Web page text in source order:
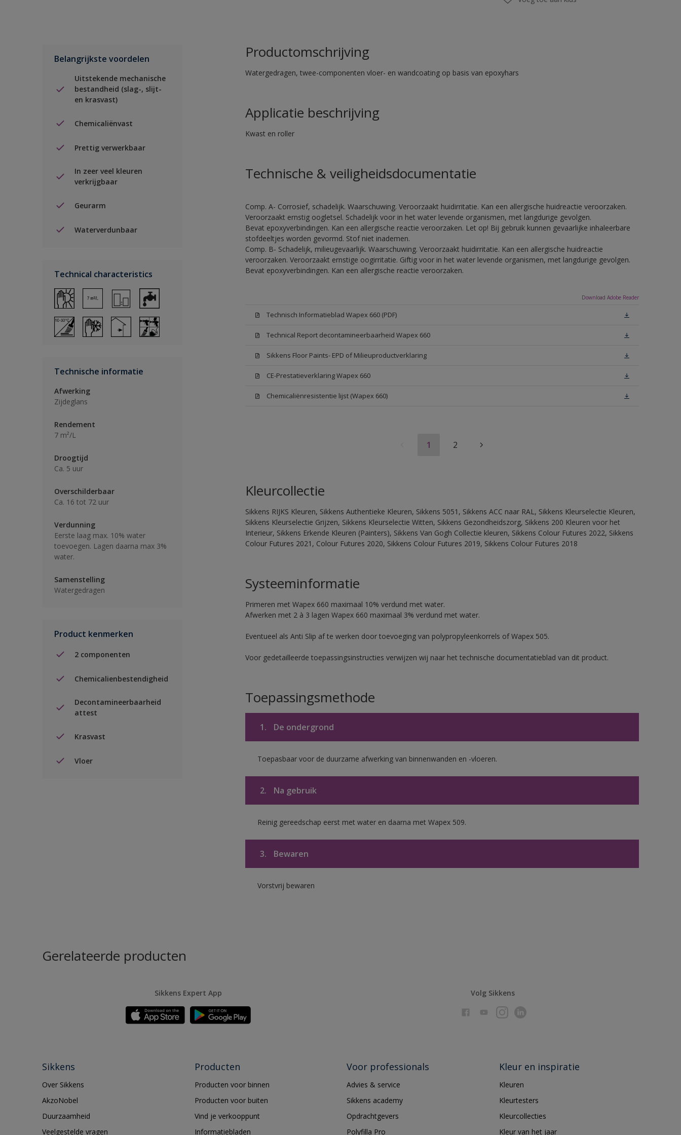
Belangrijkste voordelen
Uitstekende mechanische
bestandheid (slag-, slijt-
en krasvast)
Chemicaliënvast
Prettig verwerkbaar
In zeer veel kleuren
verkrijgbaar
Geurarm
Waterverdunbaar
Technical characteristics
Technische informatie
Afwerking
Zijdeglans
Rendement
7 m²/L
Droogtijd
Ca. 5 uur
Overschilderbaar
Ca. 16 tot 72 uur
Verdunning
Eerste laag max. 10% water
toevoegen. Lagen daarna max 3%
water.
Samenstelling
Watergedragen
Product kenmerken
2 componenten
Chemicalienbestendigheid
Decontamineerbaarheid
attest
Krasvast
Vloer
Productomschrijving
Watergedragen, twee-componenten vloer- en wandcoating op basis van epoxyhars
Applicatie beschrijving
Kwast en roller
Technische & veiligheidsdocumentatie
Comp. A- Corrosief, schadelijk. Waarschuwing. Veroorzaakt huidirritatie. Kan een allergische huidreactie veroorzaken.
Veroorzaakt ernstig oogletsel. Schadelijk voor in het water levende organismen, met langdurige gevolgen.
Bevat epoxyverbindingen. Kan een allergische reactie veroorzaken. Let op! Bij gebruik kunnen gevaarlijke inhaleerbare
stofdeeltjes worden gevormd. Stof niet inademen.
Comp. B- Schadelijk, milieugevaarlijk. Waarschuwing. Veroorzaakt huidirritatie. Kan een allergische huidreactie
veroorzaken. Veroorzaakt ernstige oogirritatie. Giftig voor in het water levende organismen, met langdurige gevolgen.
Bevat epoxyverbindingen. Kan een allergische reactie veroorzaken.
Download Adobe Reader
Technisch Informatieblad Wapex 660 (PDF)
Technical Report decontamineerbaarheid Wapex 660
Sikkens Floor Paints- EPD of Milieuproductverklaring
CE-Prestatieverklaring Wapex 660
Chemicaliënresistentie lijst (Wapex 660)
1 2
Kleurcollectie
Sikkens RIJKS Kleuren, Sikkens Authentieke Kleuren, Sikkens 5051, Sikkens ACC naar RAL, Sikkens Kleurselectie Kleuren,
Sikkens Kleurselectie Grijzen, Sikkens Kleurselectie Witten, Sikkens Gezondheidszorg, Sikkens 200 Kleuren voor het
Interieur, Sikkens Erkende Kleuren (Painters), Sikkens Van Gogh Collectie kleuren, Sikkens Colour Futures 2022, Sikkens
Colour Futures 2021, Colour Futures 2020, Sikkens Colour Futures 2019, Sikkens Colour Futures 2018
Systeeminformatie
Primeren met Wapex 660 maximaal 10% verdund met water.
Afwerken met 2 à 3 lagen Wapex 660 maximaal 3% verdund met water.
Eventueel als Anti Slip af te werken door toevoeging van polypropyleenkorrels of Wapex 505.
Voor gedetailleerde toepassingsinstructies verwijzen wij naar het technische documentatieblad van dit product.
Toepassingsmethode
1. De ondergrond
Toepasbaar voor de duurzame afwerking van binnenwanden en -vloeren.
2. Na gebruik
Reinig gereedschap eerst met water en daarna met Wapex 509.
3. Bewaren
Vorstvrij bewaren
Gerelateerde producten
Sikkens Expert App Volg Sikkens
Sikkens
Over Sikkens
AkzoNobel
Duurzaamheid
Veelgestelde vragen
Producten
Producten voor binnen
Producten voor buiten
Vind je verkooppunt
Informatiebladen
Voor professionals
Advies & service
Sikkens academy
Opdrachtgevers
Polyfilla Pro
Kleur en inspiratie
Kleuren
Kleurtesters
Kleurcollecties
Kleur van het jaar